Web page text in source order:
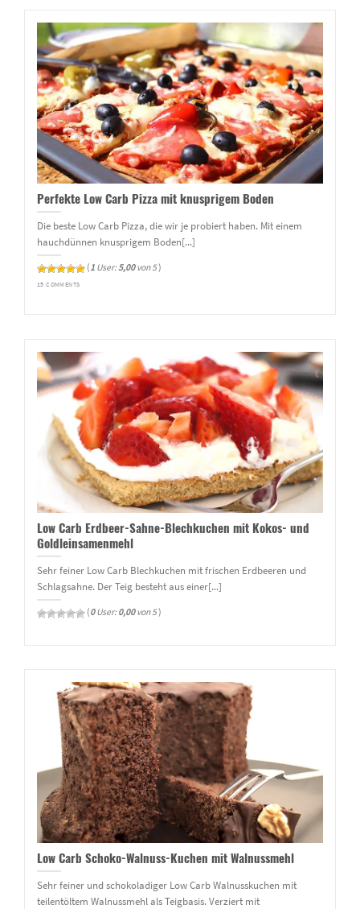
Perfekte Low Carb Pizza mit knusprigem Boden
Die beste Low Carb Pizza, die wir je probiert haben. Mit einem
hauchdünnen knusprigem Boden[...]
(1 User:5,00von 5)
15 COMMENTS
Low Carb Erdbeer-Sahne-Blechkuchen mit Kokos- und
Goldleinsamenmehl
Sehr feiner Low Carb Blechkuchen mit frischen Erdbeeren und
Schlagsahne. Der Teig besteht aus einer[...]
(0User: 0,00von 5)
Low Carb Schoko-Walnuss-Kuchen mit Walnussmehl
Sehr feiner und scho­ko­la­diger Low Carb Walnusskuchen mit
teilentöltem Walnussmehl als Teigbasis. Verziert mit